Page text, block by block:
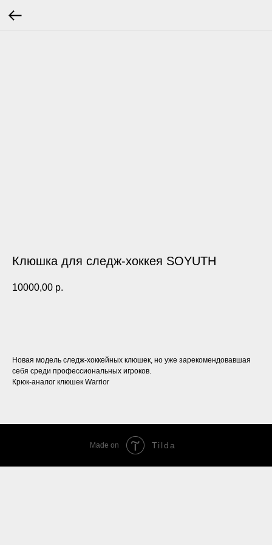
Клюшка для следж-хоккея SOYUTH
10000,00 р.
Новая модель следж-хоккейных клюшек, но уже зарекомендовавшая
себя среди профессиональных игроков.
Крюк-аналог клюшек Warrior
Made on Tilda